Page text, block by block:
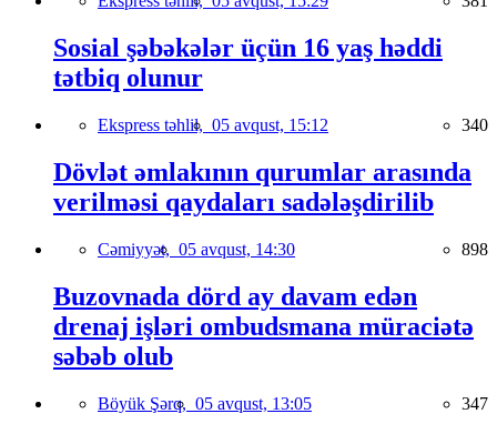
Sosial şəbəkələr üçün 16 yaş həddi
tətbiq olunur
Ekspress təhlil, 05 avqust, 15:12 340
Dövlət əmlakının qurumlar arasında
verilməsi qaydaları sadələşdirilib
Cəmiyyət, 05 avqust, 14:30 898
Buzovnada dörd ay davam edən
drenaj işləri ombudsmana müraciətə
səbəb olub
Böyük Şərq, 05 avqust, 13:05 347